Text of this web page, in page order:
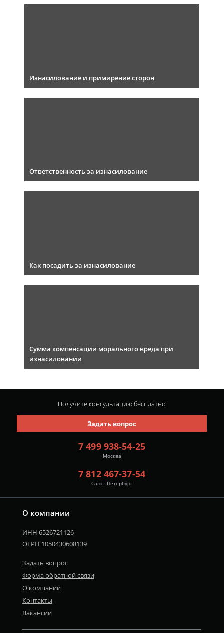
Изнасилование и примирение сторон
Ответственность за изнасилование
Как посадить за изнасилование
Сумма компенсации морального вреда при
изнасиловании
О компании
ИНН 6526721126
ОГРН 1050430608139
Задать вопрос
Форма обратной связи
О компании
Контакты
Вакансии
7 499 938-54-25
Москва
7 812 467-37-54
Санкт-Петербург
Задать вопрос
Получите консультациюбесплатно